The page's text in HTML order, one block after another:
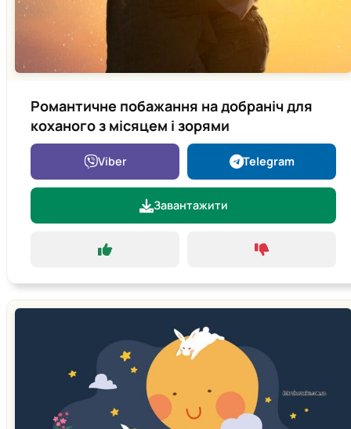
Романтичне побажання на добраніч для
коханого з місяцем і зорями
Viber Telegram
Завантажити